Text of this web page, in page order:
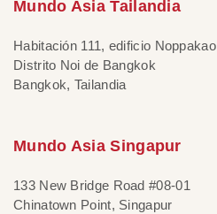
Mundo Asia Tailandia
Habitación 111, edificio Noppakao
Distrito Noi de Bangkok
Bangkok, Tailandia
Mundo Asia Singapur
133 New Bridge Road #08-01
Chinatown Point, Singapur